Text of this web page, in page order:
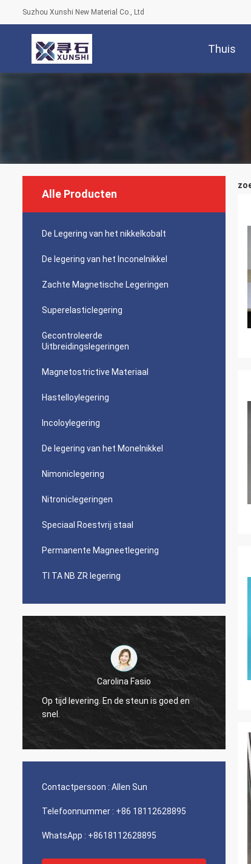
Suzhou Xunshi New Material Co., Ltd
Thuis
Alle Producten
De Legering van het nikkelkobalt
De legering van het Inconelnikkel
Zachte Magnetische Legeringen
Superelasticlegering
Gecontroleerde
Uitbreidingslegeringen
Magnetostrictive Materiaal
Hastelloylegering
Incoloylegering
De legering van het Monelnikkel
Nimoniclegering
Nitroniclegeringen
Speciaal Roestvrij staal
Permanente Magneetlegering
TI TA NB ZR legering
Carolina Fasio
Op tijd levering. En de steun is goed en
snel.
Contactpersoon : Allen Sun
Telefoonnummer : +86 18112628895
WhatsApp : +8618112628895